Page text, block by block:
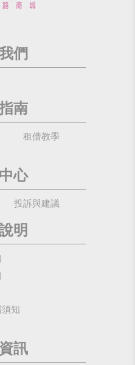
們
南
租借教學
心
投訴與建議
明
知
訊